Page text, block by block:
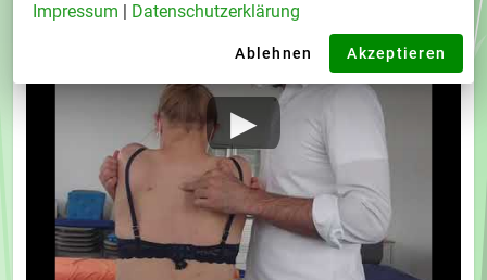
Impressum | Datenschutzerklärung
Ablehnen Akzeptieren